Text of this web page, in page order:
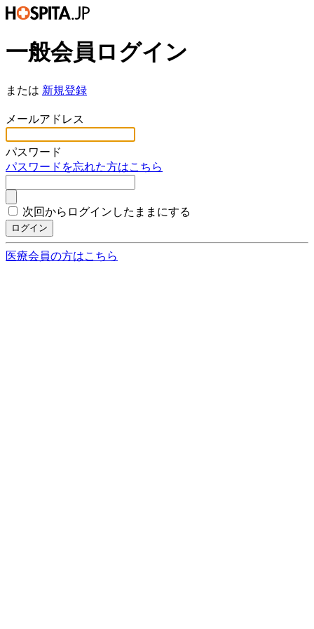
一般会員ログイン
または 新規登録
メールアドレス
パスワード
パスワードを忘れた方はこちら
次回からログインしたままにする
ログイン
医療会員の方はこちら